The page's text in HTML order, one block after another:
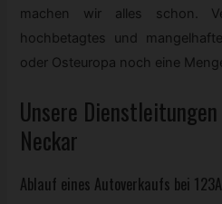
machen wir alles schon.
hochbetagtes und
oder Osteuropa noch eine
Unsere
Neckar
Ablauf eines Autoverkaufs bei